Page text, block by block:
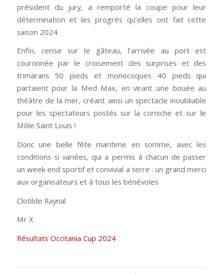
président du jury, a remporté la coupe pour leur
détermination et les progrès qu’elles ont fait cette
saison 2024
Enfin, cerise sur le gâteau, l’arrivée au port est
couronnée par le croisement des surprises et des
trimarans 50 pieds et monocoques 40 pieds qui
partaient pour la Med Max, en virant une bouée au
théâtre de la mer, créant ainsi un spectacle inoubliable
pour les spectateurs postés sur la corniche et sur le
Môle Saint Louis !
Donc une belle fête maritime en somme, avec les
conditions si variées, qui a permis à chacun de passer
un week end sportif et convivial a terre : un grand merci
aux organisateurs et à tous les bénévoles
Clotilde Raynal
Mr X
Résultats Occitania Cup 2024